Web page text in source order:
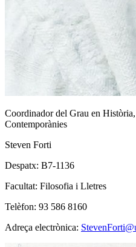
Coordinador del Grau en
Contemporànies
Steven Forti
Despatx: B7-1136
Facultat: Filosofia i Lletres
Telèfon: 93 586 8160
Adreça electrònica: